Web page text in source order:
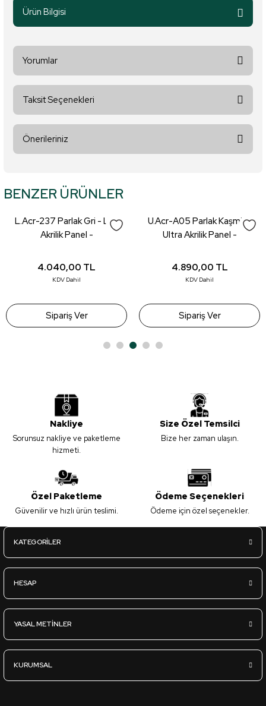
Ürün Bilgisi
Yorumlar
Taksit Seçenekleri
Önerileriniz
tarafımıza iletebilirsiniz.
Ürün resmi kalitesiz, bozuk veya görüntülenemiyor.
Ürün bilgilerinde hatalar bulunuyor.
Ürün fiyatı diğer sitelerden daha pahalı.
BENZER ÜRÜNLER
L.Acr-237 Parlak Gri - Lux
Akrilik Panel -
4.040,00 TL
KDV Dahil
Sipariş Ver
U.Acr-A05 Parlak Kaşmir -
Ultra Akrilik Panel -
4.890,00 TL
KDV Dahil
Sipariş Ver
Nakliye
Sorunsuz nakliye ve paketleme
hizmeti.
Size Özel Temsilci
Bize her zaman ulaşın.
Özel Paketleme
Güvenilir ve hızlı ürün teslimi.
Ödeme Seçenekleri
Ödeme için özel seçenekler.
KATEGORİLER
HESAP
YASAL METİNLER
KURUMSAL